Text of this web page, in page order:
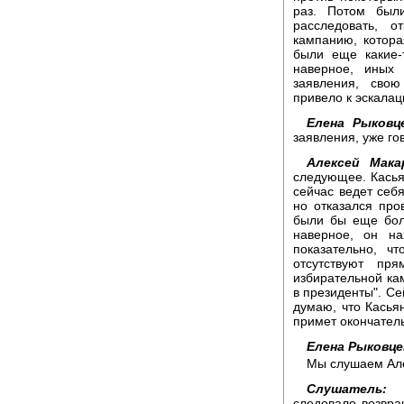
раз. Потом
расследовать,
кампанию,
были еще
наверное,
заявления,
привело к
Елена
заявления, уже
Алексей
следующее.
сейчас ведет
но отказался
были бы еще
наверное, он
показательно,
отсутствуют
избирательной
в президенты".
думаю, что
примет
Елена
Мы слушаем
Слушатель: